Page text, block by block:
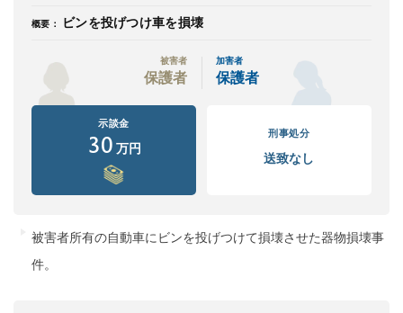
概要： ビンを投げつけ車を損壊
被害者
保護者
加害者
保護者
示談金
30 万円
刑事処分
送致なし
被害者所有の自動車にビンを投げつけて損壊させた器物損壊事
件。